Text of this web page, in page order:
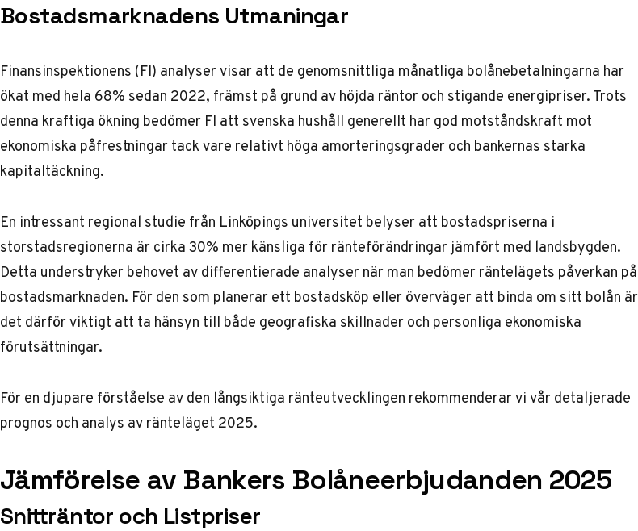
Bostadsmarknadens Utmaningar
Finansinspektionens (FI) analyser visar att de genomsnittliga månatliga bolånebetalningarna har
ökat med hela 68% sedan 2022, främst på grund av höjda räntor och stigande energipriser. Trots
denna kraftiga ökning bedömer FI att svenska hushåll generellt har god motståndskraft mot
ekonomiska påfrestningar tack vare relativt höga amorteringsgrader och bankernas starka
kapitaltäckning.
En intressant regional studie från Linköpings universitet belyser att bostadspriserna i
storstadsregionerna är cirka 30% mer känsliga för ränteförändringar jämfört med landsbygden.
Detta understryker behovet av differentierade analyser när man bedömer räntelägets påverkan på
bostadsmarknaden. För den som planerar ett bostadsköp eller överväger att binda om sitt bolån är
det därför viktigt att ta hänsyn till både geografiska skillnader och personliga ekonomiska
förutsättningar.
För en djupare förståelse av den långsiktiga ränteutvecklingen rekommenderar vi vår detaljerade
prognos och analys av ränteläget 2025.
Jämförelse av Bankers Bolåneerbjudanden 2025
Snitträntor och Listpriser